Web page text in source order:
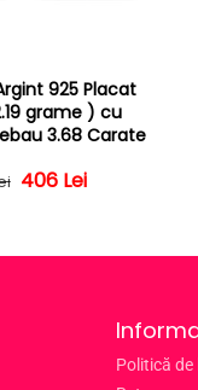
925 Placat
grame ) cu
3.68 Carate
Preț obișnuit
Preț redus
406 Lei
Politică de